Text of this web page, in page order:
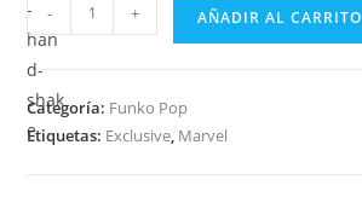
Pop
The
Marvels
–
- + AÑADIR AL CARRITO
Categoría: Funko Pop
Etiquetas: Exclusive, Marvel